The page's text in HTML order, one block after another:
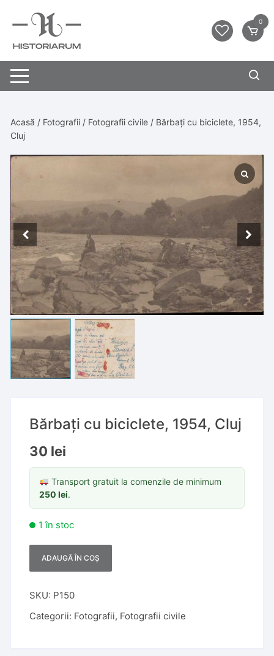
0
Acasă / Fotografii / Fotografii civile / Bărbați cu biciclete, 1954,
Cluj
Bărbați cu biciclete, 1954, Cluj
30 lei
Transport gratuit la comenzile de minimum
250lei.
1 în stoc
ADAUGĂ ÎN COȘ
t
SKU: P150
Categorii: Fotografii, Fotografii civile